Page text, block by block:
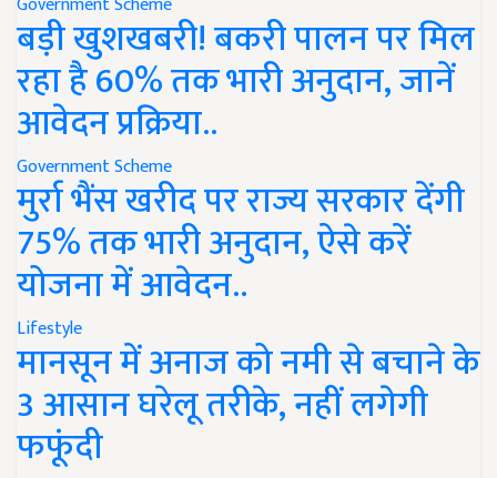
बड़ी खुशखबरी! बकरी पालन पर मिल
रहा है 60% तक भारी अनुदान, जानें
आवेदन प्रक्रिया..
Government Scheme
मुर्रा भैंस खरीद पर राज्य सरकार देंगी
75% तक भारी अनुदान, ऐसे करें
योजना में आवेदन..
Lifestyle
मानसून में अनाज को नमी से बचाने के
3 आसान घरेलू तरीके, नहीं लगेगी
फफूंदी